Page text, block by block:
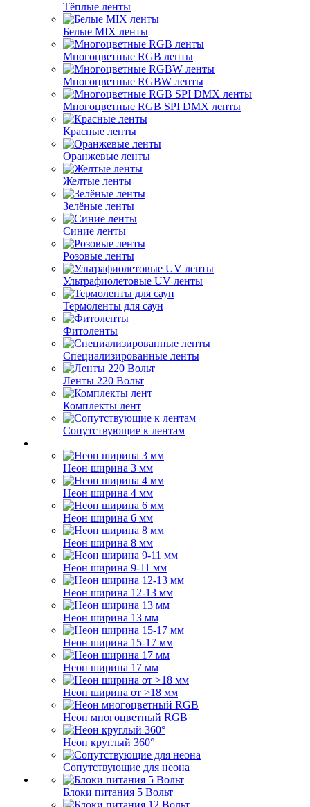
Тёплые ленты
Белые MIX ленты
Многоцветные RGB ленты
Многоцветные RGBW ленты
Многоцветные RGB SPI DMX ленты
Красные ленты
Оранжевые ленты
Желтые ленты
Зелёные ленты
Синие ленты
Розовые ленты
Ультрафиолетовые UV ленты
Термоленты для саун
Фитоленты
Специализированные ленты
Ленты 220 Вольт
Комплекты лент
Сопутствующие к лентам
Неон ширина 3 мм
Неон ширина 4 мм
Неон ширина 6 мм
Неон ширина 8 мм
Неон ширина 9-11 мм
Неон ширина 12-13 мм
Неон ширина 13 мм
Неон ширина 15-17 мм
Неон ширина 17 мм
Неон ширина от >18 мм
Неон многоцветный RGB
Неон круглый 360°
Сопутствующие для неона
Блоки питания 5 Вольт